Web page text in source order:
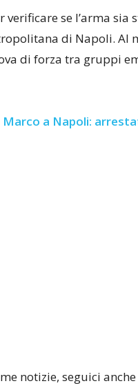
verificare se l’arma
di Napoli. Al
di forza tra gruppi
a Napoli:
notizie, seguici